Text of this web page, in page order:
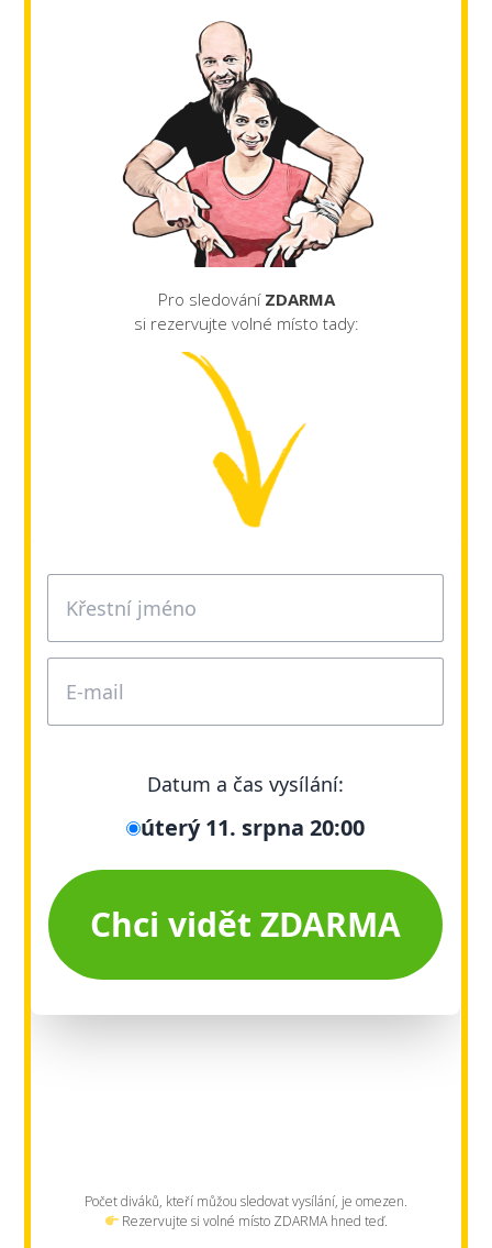
Pro sledování ZDARMA
si rezervujte volné místo tady:
Počet diváků, kteří můžou sledovat vysílání, je omezen.
Rezervujte si volné místo ZDARMA hned teď.